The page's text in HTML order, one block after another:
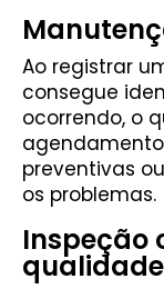
Ao registrar
consegue
ocorrendo, o
preventivas
os problemas.
Inspeção
qualidade